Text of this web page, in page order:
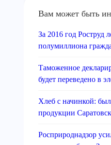
Вам может быть
За 2016 год Роструд
полумиллиона
Таможенное
будет переведено в
Хлеб с начинкой:
продукции
Росприроднадзор